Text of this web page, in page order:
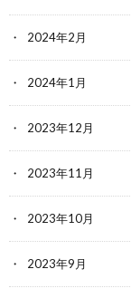
2024年2月
2024年1月
2023年12月
2023年11月
2023年10月
2023年9月